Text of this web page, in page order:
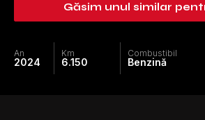
Găsim unul similar
An
2024
Km
6.150
Combustibil
Benzină